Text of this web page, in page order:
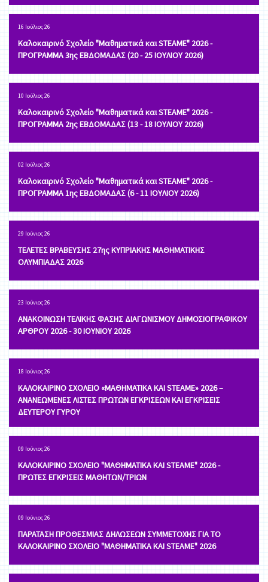
16 Ιούλιος 26
Καλοκαιρινό Σχολείο "Μαθηματικά και STEAME" 2026 -
ΠΡΟΓΡΑΜΜΑ 3ης ΕΒΔΟΜΑΔΑΣ (20 - 25 ΙΟΥΛΙΟΥ 2026)
10 Ιούλιος 26
Καλοκαιρινό Σχολείο "Μαθηματικά και STEAME" 2026 -
ΠΡΟΓΡΑΜΜΑ 2ης ΕΒΔΟΜΑΔΑΣ (13 - 18 ΙΟΥΛΙΟΥ 2026)
02 Ιούλιος 26
Καλοκαιρινό Σχολείο "Μαθηματικά και STEAME" 2026 -
ΠΡΟΓΡΑΜΜΑ 1ης ΕΒΔΟΜΑΔΑΣ (6 - 11 ΙΟΥΛΙΟΥ 2026)
29 Ιούνιος 26
ΤΕΛΕΤΕΣ ΒΡΑΒΕΥΣΗΣ 27ης ΚΥΠΡΙΑΚΗΣ ΜΑΘΗΜΑΤΙΚΗΣ
ΟΛΥΜΠΙΑΔΑΣ 2026
23 Ιούνιος 26
ΑΝΑΚΟΙΝΩΣΗ ΤΕΛΙΚΗΣ ΦΑΣΗΣ ΔΙΑΓΩΝΙΣΜΟΥ ΔΗΜΟΣΙΟΓΡΑΦΙΚΟΥ
ΑΡΘΡΟΥ 2026 - 30 ΙΟΥΝΙΟΥ 2026
18 Ιούνιος 26
ΚΑΛΟΚΑΙΡΙΝΟ ΣΧΟΛΕΙΟ «ΜΑΘΗΜΑΤΙΚΑ ΚΑΙ STEAME» 2026 –
ΑΝΑΝΕΩΜΕΝΕΣ ΛΙΣΤΕΣ ΠΡΩΤΩΝ ΕΓΚΡΙΣΕΩΝ ΚΑΙ ΕΓΚΡΙΣΕΙΣ
ΔΕΥΤΕΡΟΥ ΓΥΡΟΥ
09 Ιούνιος 26
ΚΑΛΟΚΑΙΡΙΝΟ ΣΧΟΛΕΙΟ "ΜΑΘΗΜΑΤΙΚΑ ΚΑΙ STEAME" 2026 -
ΠΡΩΤΕΣ ΕΓΚΡΙΣΕΙΣ ΜΑΘΗΤΩΝ/ΤΡΙΩΝ
09 Ιούνιος 26
ΠΑΡΑΤΑΣΗ ΠΡΟΘΕΣΜΙΑΣ ΔΗΛΩΣΕΩΝ ΣΥΜΜΕΤΟΧΗΣ ΓΙΑ ΤΟ
ΚΑΛΟΚΑΙΡΙΝΟ ΣΧΟΛΕΙΟ "ΜΑΘΗΜΑΤΙΚΑ ΚΑΙ STEAME" 2026